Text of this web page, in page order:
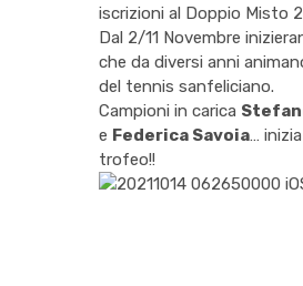
iscrizioni al Doppio Misto
Dal 2/11 Novembre
che da diversi anni
del tennis sanfeliciano.
Campioni in carica
e Federica Savoia…
trofeo!!